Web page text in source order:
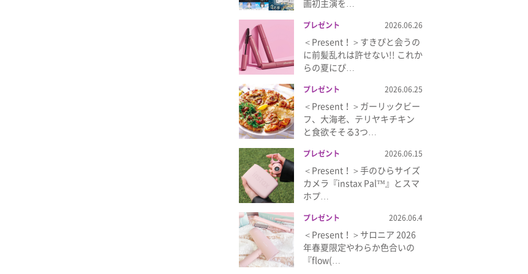
画初主演を…
プレゼント 2026.06.26
＜Present！＞すきぴと会うの
に前髪乱れは許せない!! これか
らの夏にぴ…
プレゼント 2026.06.25
＜Present！＞ガーリックビー
フ、大海老、テリヤキチキン
と食欲そそる3つ…
プレゼント 2026.06.15
＜Present！＞手のひらサイズ
カメラ『instax Pal™』とスマ
ホプ…
プレゼント 2026.06.4
＜Present！＞サロニア 2026
年春夏限定やわらか色合いの
『flow(…